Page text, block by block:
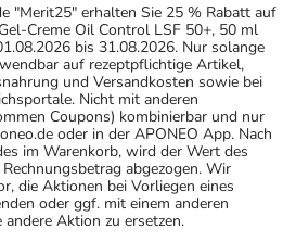
"Merit25" erhalten Sie 25 % Rabatt auf
Creme Oil Control LSF 50+, 50 ml
bis 31.08.2026. Nur solange
auf rezeptpflichtige Artikel,
und Versandkosten sowie bei
Nicht mit anderen
Coupons) kombinierbar und nur
oder in der APONEO App. Nach
im Warenkorb, wird der Wert des
abgezogen. Wir
die Aktionen bei Vorliegen eines
oder ggf. mit einem anderen
Aktion zu ersetzen.